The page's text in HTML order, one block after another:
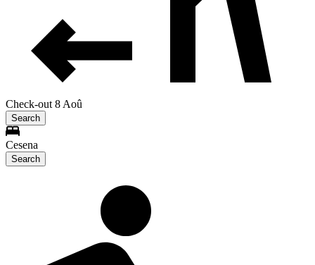
Check-out 8 Aoû
Search
Cesena
Search